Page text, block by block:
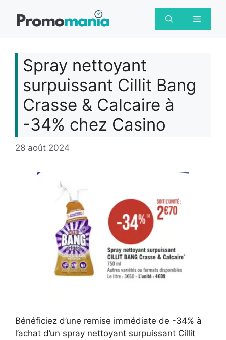
Menu
Spray nettoyant
surpuissant Cillit Bang
Crasse & Calcaire à
-34% chez Casino
28 août 2024
Bénéficiez d’une remise immédiate de -34% à
l’achat d’un spray nettoyant surpuissant Cillit